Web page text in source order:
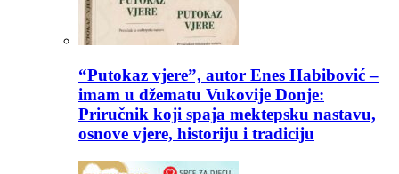
“Putokaz vjere”, autor Enes Habibović –
imam u džematu Vukovije Donje:
Priručnik koji spaja mektepsku nastavu,
osnove vjere, historiju i tradiciju